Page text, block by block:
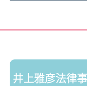
井上雅彦法律